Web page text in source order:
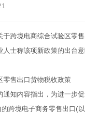
于跨境电商综合试验区零
人士称该项新政策的出台
零售出口货物税收政策
通知内容指出，为进一步
跨境电子商务零售出口(